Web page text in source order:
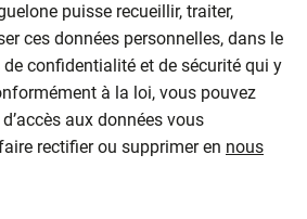
puisse recueillir, traiter,
ces données personnelles, dans le
de confidentialité et de sécurité qui y
à la loi, vous pouvez
aux données vous
rectifier ou supprimer en nous